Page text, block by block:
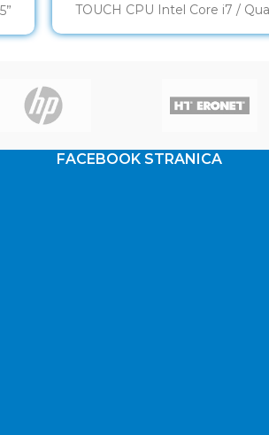
TOUCH CPU Intel Core i7 /
FACEBOOK STRANICA